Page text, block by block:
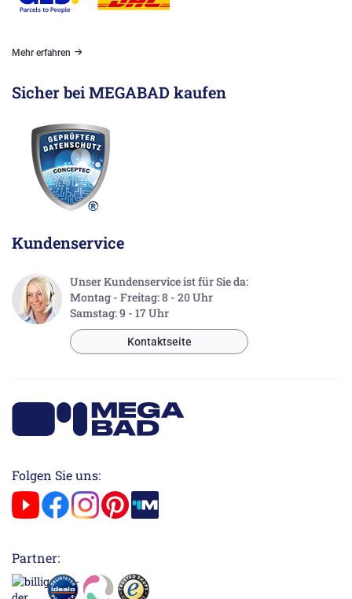
Mehr erfahren
Sicher bei MEGABAD kaufen
Kundenservice
Unser Kundenservice ist für Sie da:
Montag - Freitag: 8 - 20 Uhr
Samstag: 9 - 17 Uhr
Kontaktseite
Folgen Sie uns:
Partner: